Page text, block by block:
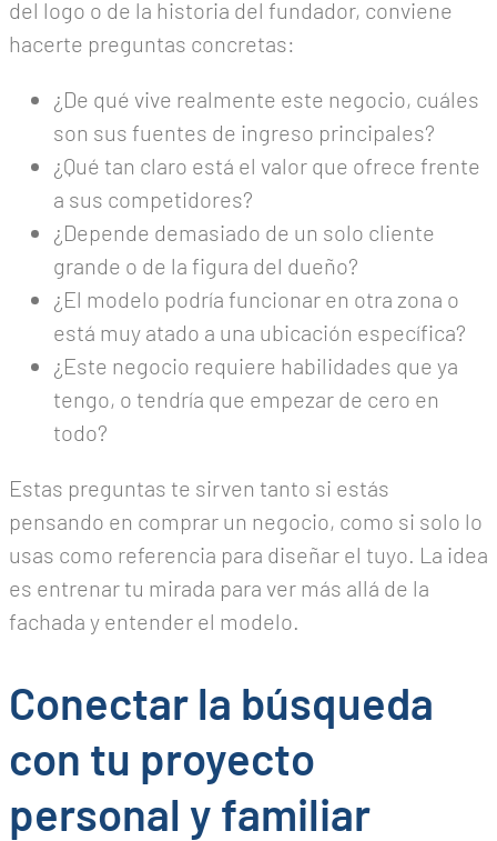
del logo o de la historia del fundador, conviene
hacerte preguntas concretas:
¿De qué vive realmente este negocio, cuáles
son sus fuentes de ingreso principales?
¿Qué tan claro está el valor que ofrece frente
a sus competidores?
¿Depende demasiado de un solo cliente
grande o de la figura del dueño?
¿El modelo podría funcionar en otra zona o
está muy atado a una ubicación específica?
¿Este negocio requiere habilidades que ya
tengo, o tendría que empezar de cero en
todo?
Estas preguntas te sirven tanto si estás
pensando en comprar un negocio, como si solo lo
usas como referencia para diseñar el tuyo. La idea
es entrenar tu mirada para ver más allá de la
fachada y entender el modelo.
Conectar la búsqueda
con tu proyecto
personal y familiar